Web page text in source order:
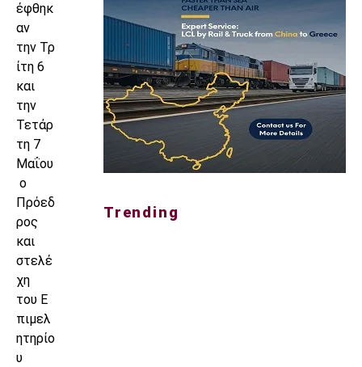
έφθηκ
αν
την Τρ
ίτη 6
και
την
Τετάρ
τη 7
Μαΐου
ο
Πρόεδ
ρος
και
στελέ
χη
του Ε
πιμελ
ητηρίο
υ
Trending